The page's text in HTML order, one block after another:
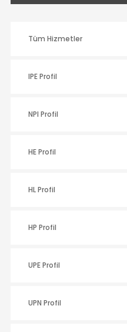
Tüm Hizmetler
IPE Profil
NPI Profil
HE Profil
HL Profil
HP Profil
UPE Profil
UPN Profil